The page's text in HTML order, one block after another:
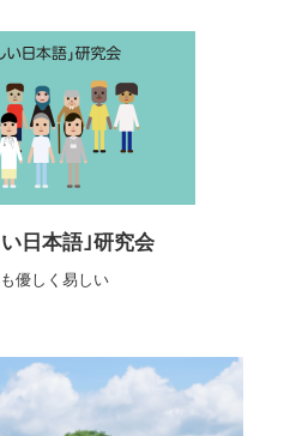
日本語｣研究会
優しく易しい